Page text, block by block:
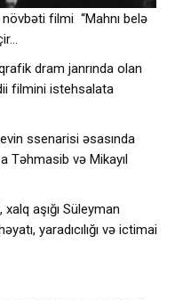
növbəti filmi “Mahnı belə
dram janrında olan
filmini istehsalata
ssenarisi əsasında
Təhmasib və Mikayıl
aşığı Süleyman
yaradıcılığı və ictimai